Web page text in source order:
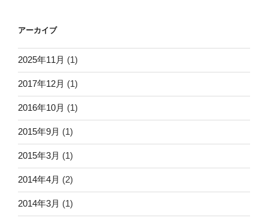
アーカイブ
2025年11月 (1)
2017年12月 (1)
2016年10月 (1)
2015年9月 (1)
2015年3月 (1)
2014年4月 (2)
2014年3月 (1)